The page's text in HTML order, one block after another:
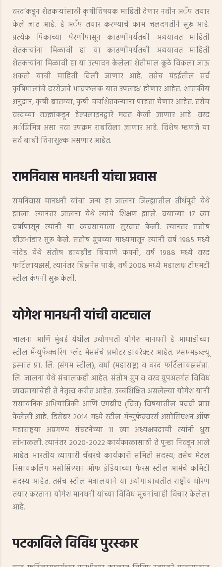
वरद’कडून शेतकऱ्यांसाठी कृषीविषयक माहिती देणार नवीन अॅप तयार
केले जात आहे. हे अॅप तयार करण्याचे काम जलदगतीने सुरू आहे.
प्रत्येक पिकाच्या पेरणीपासून काढणीपर्यंतची अद्ययावत माहिती
शेतकऱ्यांना मिळावी हा या काढणीपर्यंतची अद्ययावत माहिती
शेतकऱ्यांना मिळावी हा या उत्पादन केलेला शेतीमाल कुठे विकला जाऊ
शकतो याची माहिती दिली जाणार आहे. तसेच मंडईतील सर्व
कृषिमालांचे दररोजचे भावफलक यात उपलब्ध होणार आहेत. शासकीय
अनुदान, कृषी बातम्या, कृषी चर्चाशेतकऱ्यांना पाहता येणार आहेत. तसेच
वरदच्या तज्ज्ञांकडून हेल्पलाइनद्वारे मदत केली जाणार आहे. वरद
अॅग्रिमित्र असा नवा उपक्रम राबविला जाणार आहे. विशेष म्हणजे या
सर्व बाबी विनाशुल्क असणार आहेत.
रामनिवास मानधनी यांचा प्रवास
रामनिवास मानधनी यांचा जन्म हा जालना जिल्ह्यातील तीर्थपुरी येथे
झाला. त्यानंतर जालना येथे त्यांचे शिक्षण झाले. वयाच्या १७ व्या
वर्षापासून त्यांनी या व्यवसायाला सुरवात केली. त्यानंतर संतोष
बीजभांडार सुरू केले. संतोष ग्रुपच्या माध्यमातून त्यांनी वर्ष १९८५ मध्ये
नांदेड येथे संतोष हायब्रीड बियाणे कंपनी, वर्ष १९८८ मध्ये वरद
फर्टिलायझर्स, त्यानंतर बिझनेस पार्क, वर्ष २००८ मध्ये महालक्ष टीएमटी
स्टील कंपनी सुरू केली.
योगेश मानधनी यांची वाटचाल
जालना आणि मुंबई येथील उद्योगपती योगेश मानधनी हे आघाडीच्या
स्टील मॅन्युफॅक्चरिंग प्लँट मेसर्सचे प्रमोटर डायरेक्टर आहेत. एसएमडब्ल्यू
इस्पात प्रा. लि. (संगम स्टील), वर्धा (महाराष्ट्र) व वरद फर्टिलायझर्सप्रा.
लि. जालना येथे संचालकही आहेत. संतोष ग्रुप व वरद ग्रुपअंतर्गत विविध
व्यवसायांचेही ते नेतृत्व करीत आहेत. उच्चशिक्षित असलेल्या योगेश यांनी
रासायनिक अभियांत्रिकी आणि एमबीए (वित्त) विषयातील पदवी प्राप्त
केलेली आहे. डिसेंबर २०१४ मध्ये स्टील मॅन्युफॅक्चरर्स असोसिएशन ऑफ
महाराष्ट्रया अग्रगण्य संघटनेच्या ११ व्या अध्यक्षपदाची त्यांनी धुरा
सांभाळली. त्यानंतर २०२०-२०२२ कार्यकाळासाठी ते पुन्हा निवडून आले
आहेत. भारतीय व्यापारी चेंबरचे कार्यकारी समिती सदस्य; तसेच मेटल
रिसायकलिंग असोसिएशन ऑफ इंडियाच्या फेरस स्टील आर्मचे कमिटी
सदस्य आहेत. तसेच स्टील मंत्रालयाने या उद्योगाबाबतीत राष्ट्रीय धोरण
तयार करताना योगेश मानधनी यांच्या विविध सूचनांचाही विचार केलेला
आहे.
पटकाविले विविध पुरस्कार